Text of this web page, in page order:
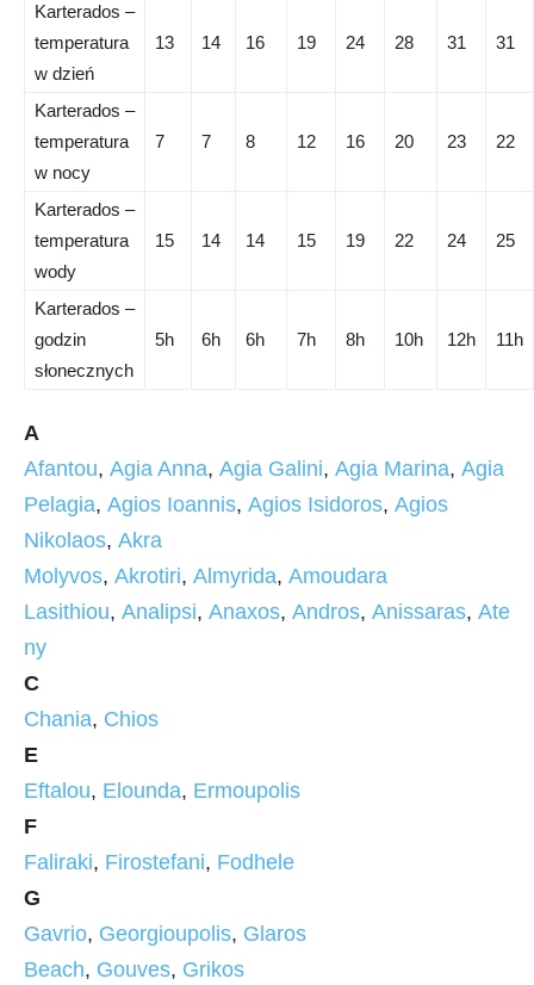
Karterados –
temperatura
w dzień
13 14 16 19 24 28 31 31
Karterados –
temperatura
w nocy
7 7 8 12 16 20 23 22
Karterados –
temperatura
wody
15 14 14 15 19 22 24 25
Karterados –
godzin
słonecznych
5h 6h 6h 7h 8h 10h 12h 11h
A
Afantou, Agia Anna, Agia Galini, Agia Marina, Agia
Pelagia, Agios Ioannis, Agios Isidoros, Agios
Nikolaos, Akra
Molyvos, Akrotiri, Almyrida, Amoudara
Lasithiou, Analipsi, Anaxos, Andros, Anissaras, Ate
ny
C
Chania, Chios
E
Eftalou, Elounda, Ermoupolis
F
Faliraki, Firostefani, Fodhele
G
Gavrio, Georgioupolis, Glaros
Beach, Gouves, Grikos